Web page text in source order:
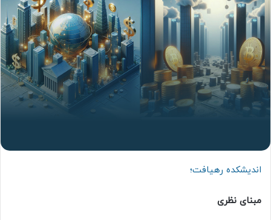
اندیشکده رهیافت؛
مبنای نظری